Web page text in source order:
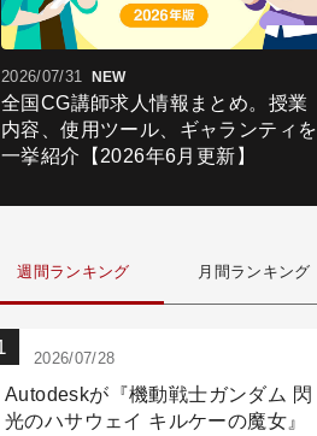
2026/07/31 NEW
全国CG講師求人情報まとめ。授業
内容、使用ツール、ギャランティを
一挙紹介【2026年6月更新】
週間ランキング 月間ランキング
2026/07/28
Autodeskが『機動戦士ガンダム 閃
光のハサウェイ キルケーの魔女』